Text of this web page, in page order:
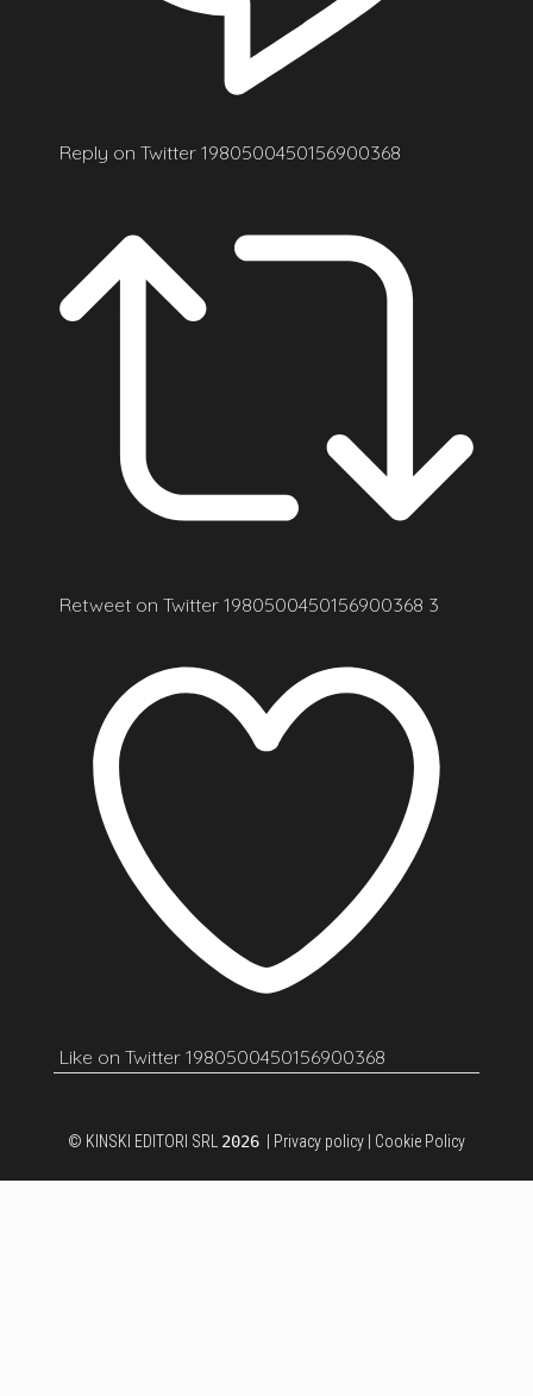
Reply on Twitter 1980500450156900368
Retweet on Twitter 1980500450156900368 3
Like on Twitter 1980500450156900368
© KINSKI EDITORI SRL 2026 | Privacy policy | Cookie Policy